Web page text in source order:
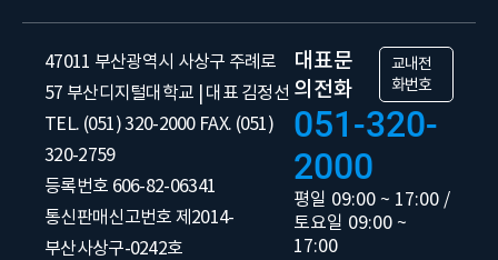
47011 부산광역시 사상구 주례로
57 부산디지털대학교 | 대표 김정선
TEL. (051) 320-2000 FAX. (051)
320-2759
등록번호 606-82-06341
통신판매신고번호 제2014-
부산사상구-0242호
대표문
의전화
교내전
화번호
051-320-
2000
평일 09:00 ~ 17:00 /
토요일 09:00 ~
17:00